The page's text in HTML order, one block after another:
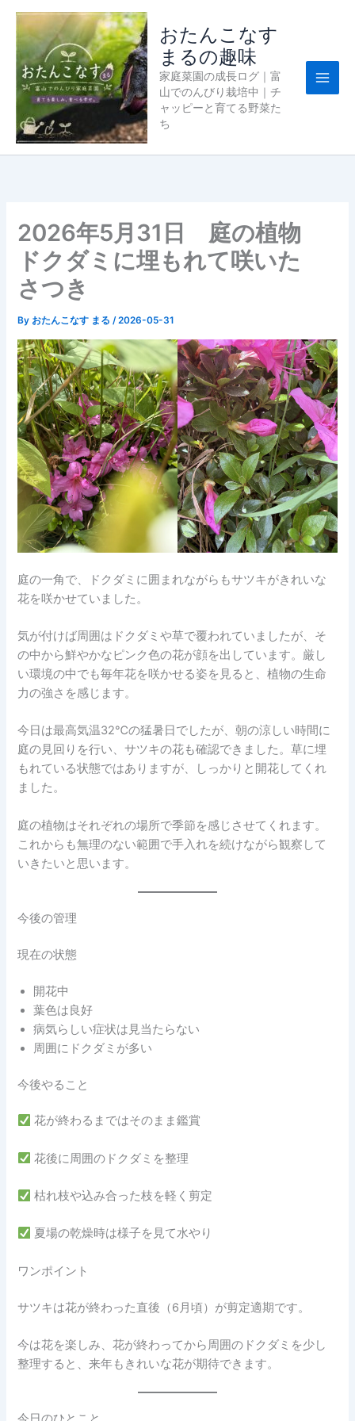
おたんこなす
まるの趣味
家庭菜園の成長ログ｜富
山でのんびり栽培中｜チ
ャッピーと育てる野菜た
ち
2026年5月31日 庭の植物
ドクダミに埋もれて咲いた
さつき
By おたんこなす まる/2026-05-31
庭の一角で、ドクダミに囲まれながらもサツキがきれいな
花を咲かせていました。
気が付けば周囲はドクダミや草で覆われていましたが、そ
の中から鮮やかなピンク色の花が顔を出しています。厳し
い環境の中でも毎年花を咲かせる姿を見ると、植物の生命
力の強さを感じます。
今日は最高気温32℃の猛暑日でしたが、朝の涼しい時間に
庭の見回りを行い、サツキの花も確認できました。草に埋
もれている状態ではありますが、しっかりと開花してくれ
ました。
庭の植物はそれぞれの場所で季節を感じさせてくれます。
これからも無理のない範囲で手入れを続けながら観察して
いきたいと思います。
今後の管理
現在の状態
開花中
葉色は良好
病気らしい症状は見当たらない
周囲にドクダミが多い
今後やること
花が終わるまではそのまま鑑賞
花後に周囲のドクダミを整理
枯れ枝や込み合った枝を軽く剪定
夏場の乾燥時は様子を見て水やり
ワンポイント
サツキは花が終わった直後（6月頃）が剪定適期です。
今は花を楽しみ、花が終わってから周囲のドクダミを少し
整理すると、来年もきれいな花が期待できます。